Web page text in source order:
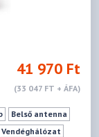
41 970 Ft
(33 047 FT + ÁFA)
Belső antenna
Vendéghálózat